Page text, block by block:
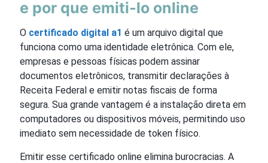
e por que emiti-lo online
O certificado digital a1 é um arquivo digital que
funciona como uma identidade eletrônica. Com ele,
empresas e pessoas físicas podem assinar
documentos eletrônicos, transmitir declarações à
Receita Federal e emitir notas fiscais de forma
segura. Sua grande vantagem é a instalação direta em
computadores ou dispositivos móveis, permitindo uso
imediato sem necessidade de token físico.
Emitir esse certificado online elimina burocracias. A